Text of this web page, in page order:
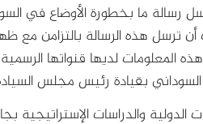
رسالة ما بخطورة الأوضاع في
ترسل هذه الرسالة بالتزامن مع
المعلومات لديها قنواتها
بقيادة رئيس مجلس السيادة
الدولية والدراسات الإستراتيجية